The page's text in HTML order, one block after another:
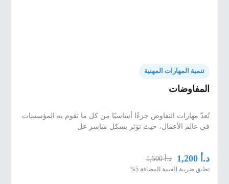
تنمية المهارات المهنية
المفاوضات
تُعدّ مهارات التفاوض جزءًا أساسيًا من كل ما تقوم به المؤسسات
في عالم الأعمال، حيث تؤثر بشكل مباشر عل
د.أ 1,200 د.أ1,500
تطبق ضريبة القيمة المضافة 5%